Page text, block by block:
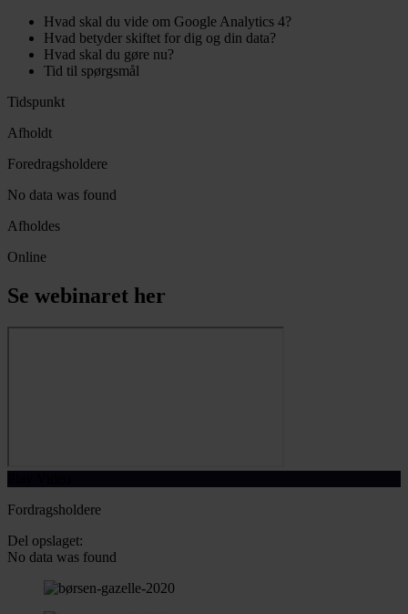
Hvad skal du vide om Google Analytics 4?
Hvad betyder skiftet for dig og din data?
Hvad skal du gøre nu?
Tid til spørgsmål
Tidspunkt
Afholdt
Foredragsholdere
No data was found
Afholdes
Online
Se webinaret her
Fordragsholdere
Del opslaget:
No data was found